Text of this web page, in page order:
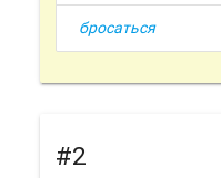
бросаться
#2